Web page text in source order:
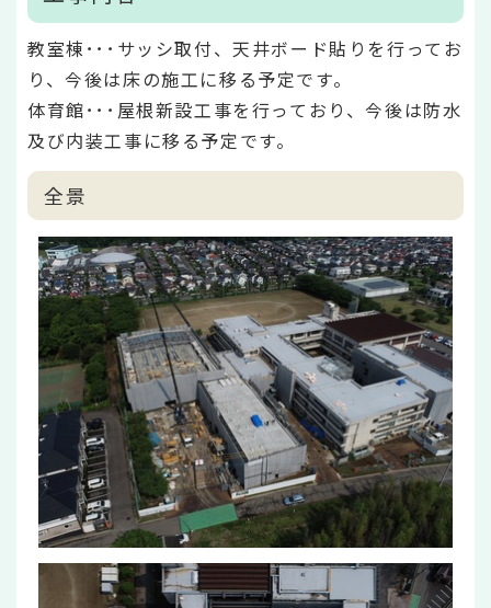
教室棟･･･サッシ取付、天井ボード貼りを行ってお
り、今後は床の施工に移る予定です。
体育館･･･屋根新設工事を行っており、今後は防水
及び内装工事に移る予定です。
全景